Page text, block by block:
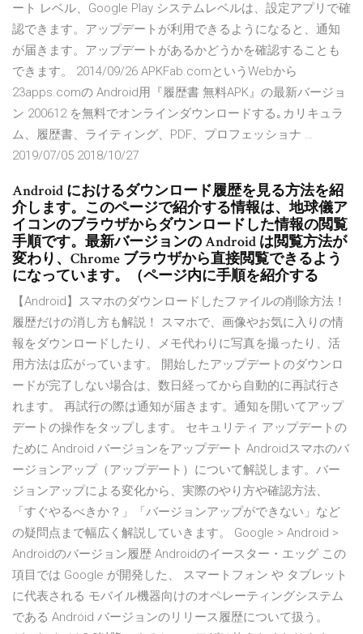
ート レベル、Google Play システムレベルは、設定アプリで確
認できます。アップデートが利用できるようになると、通知
が届きます。アップデートがあるかどうかを確認することも
できます。 2014/09/26 APKFab.comというWebから
23apps.comの Android用『履歴書 無料APK』の最新バージョ
ン 200612 を無料でオンラインダウンロードする｡カリキュラ
ム、履歴書、ライティング、PDF、プロフェッショナ …
2019/07/05 2018/10/27
Android におけるダウンロード履歴を見る方法を紹
介します。このページで紹介する情報は、地球儀ア
イコンのブラウザからダウンロードした情報の閲覧
手順です。最新バージョンの Android は閲覧方法が
変わり、Chrome ブラウザから直接閲覧できるよう
になっています。（ページ内に手順を紹介する
【Android】スマホのダウンロードしたファイルの削除方法！
履歴だけの消し方も解説！ スマホで、画像やお気に入りの情
報をダウンロードしたり、メモ代わりに写真を撮ったり、活
用方法は広がっています。 開始したアップデートのダウンロ
ードが完了しない場合は、数日経ってから自動的に再試行さ
れます。 再試行の際は通知が届きます。通知を開いてアップ
デートの操作をタップします。 セキュリティ アップデートの
ために Android バージョンをアップデート Androidスマホのバ
ージョンアップ（アップデート）について解説します。バー
ジョンアップによる変化から、実際のやり方や確認方法、
「すぐやるべきか？」「バージョンアップができない」など
の疑問点まで幅広く解説していきます。 Google > Android >
Androidのバージョン履歴 Androidのイースター・エッグ この
項目では Google が開発した、 スマートフォン や タブレット
に代表される モバイル機器向けのオペレーティングシステム
である Android バージョンのリリース履歴について扱う。